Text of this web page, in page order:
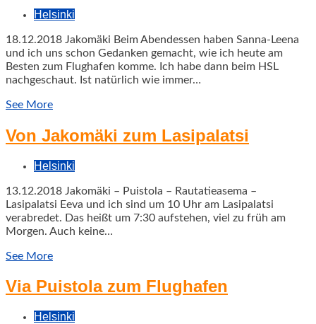
Helsinki
18.12.2018 Jakomäki Beim Abendessen haben Sanna-Leena
und ich uns schon Gedanken gemacht, wie ich heute am
Besten zum Flughafen komme. Ich habe dann beim HSL
nachgeschaut. Ist natürlich wie immer…
See More
Von Jakomäki zum Lasipalatsi
Helsinki
13.12.2018 Jakomäki – Puistola – Rautatieasema –
Lasipalatsi Eeva und ich sind um 10 Uhr am Lasipalatsi
verabredet. Das heißt um 7:30 aufstehen, viel zu früh am
Morgen. Auch keine…
See More
Via Puistola zum Flughafen
Helsinki